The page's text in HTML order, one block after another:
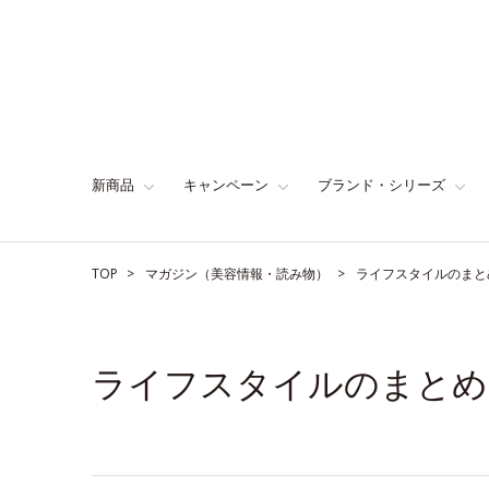
新商品 キャンペーン ブランド・シリーズ
TOP マガジン（美容情報・読み物） ライフスタイルのま
ライフスタイルのまとめ